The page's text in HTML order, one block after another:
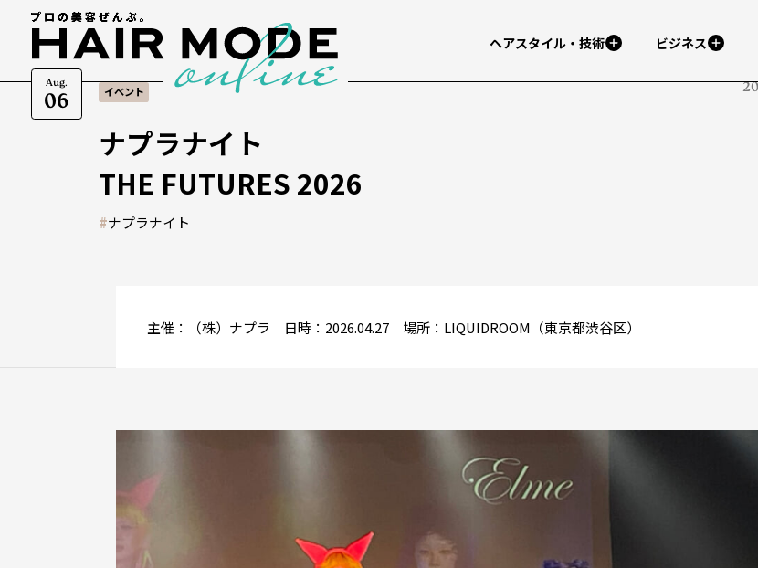
Aug.
06
ヘアスタイル・技術 ビジネス
イベント
ナプラナイト
THE FUTURES 2026
#ナプラナイト
主催：（株）ナプラ 日時：2026.04.27 場所：LIQUIDROOM（東京都渋谷区）